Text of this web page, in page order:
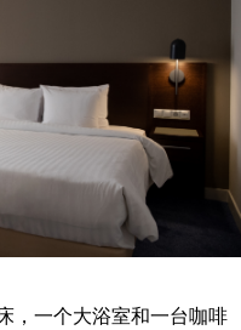
，一个大浴室和一台咖啡